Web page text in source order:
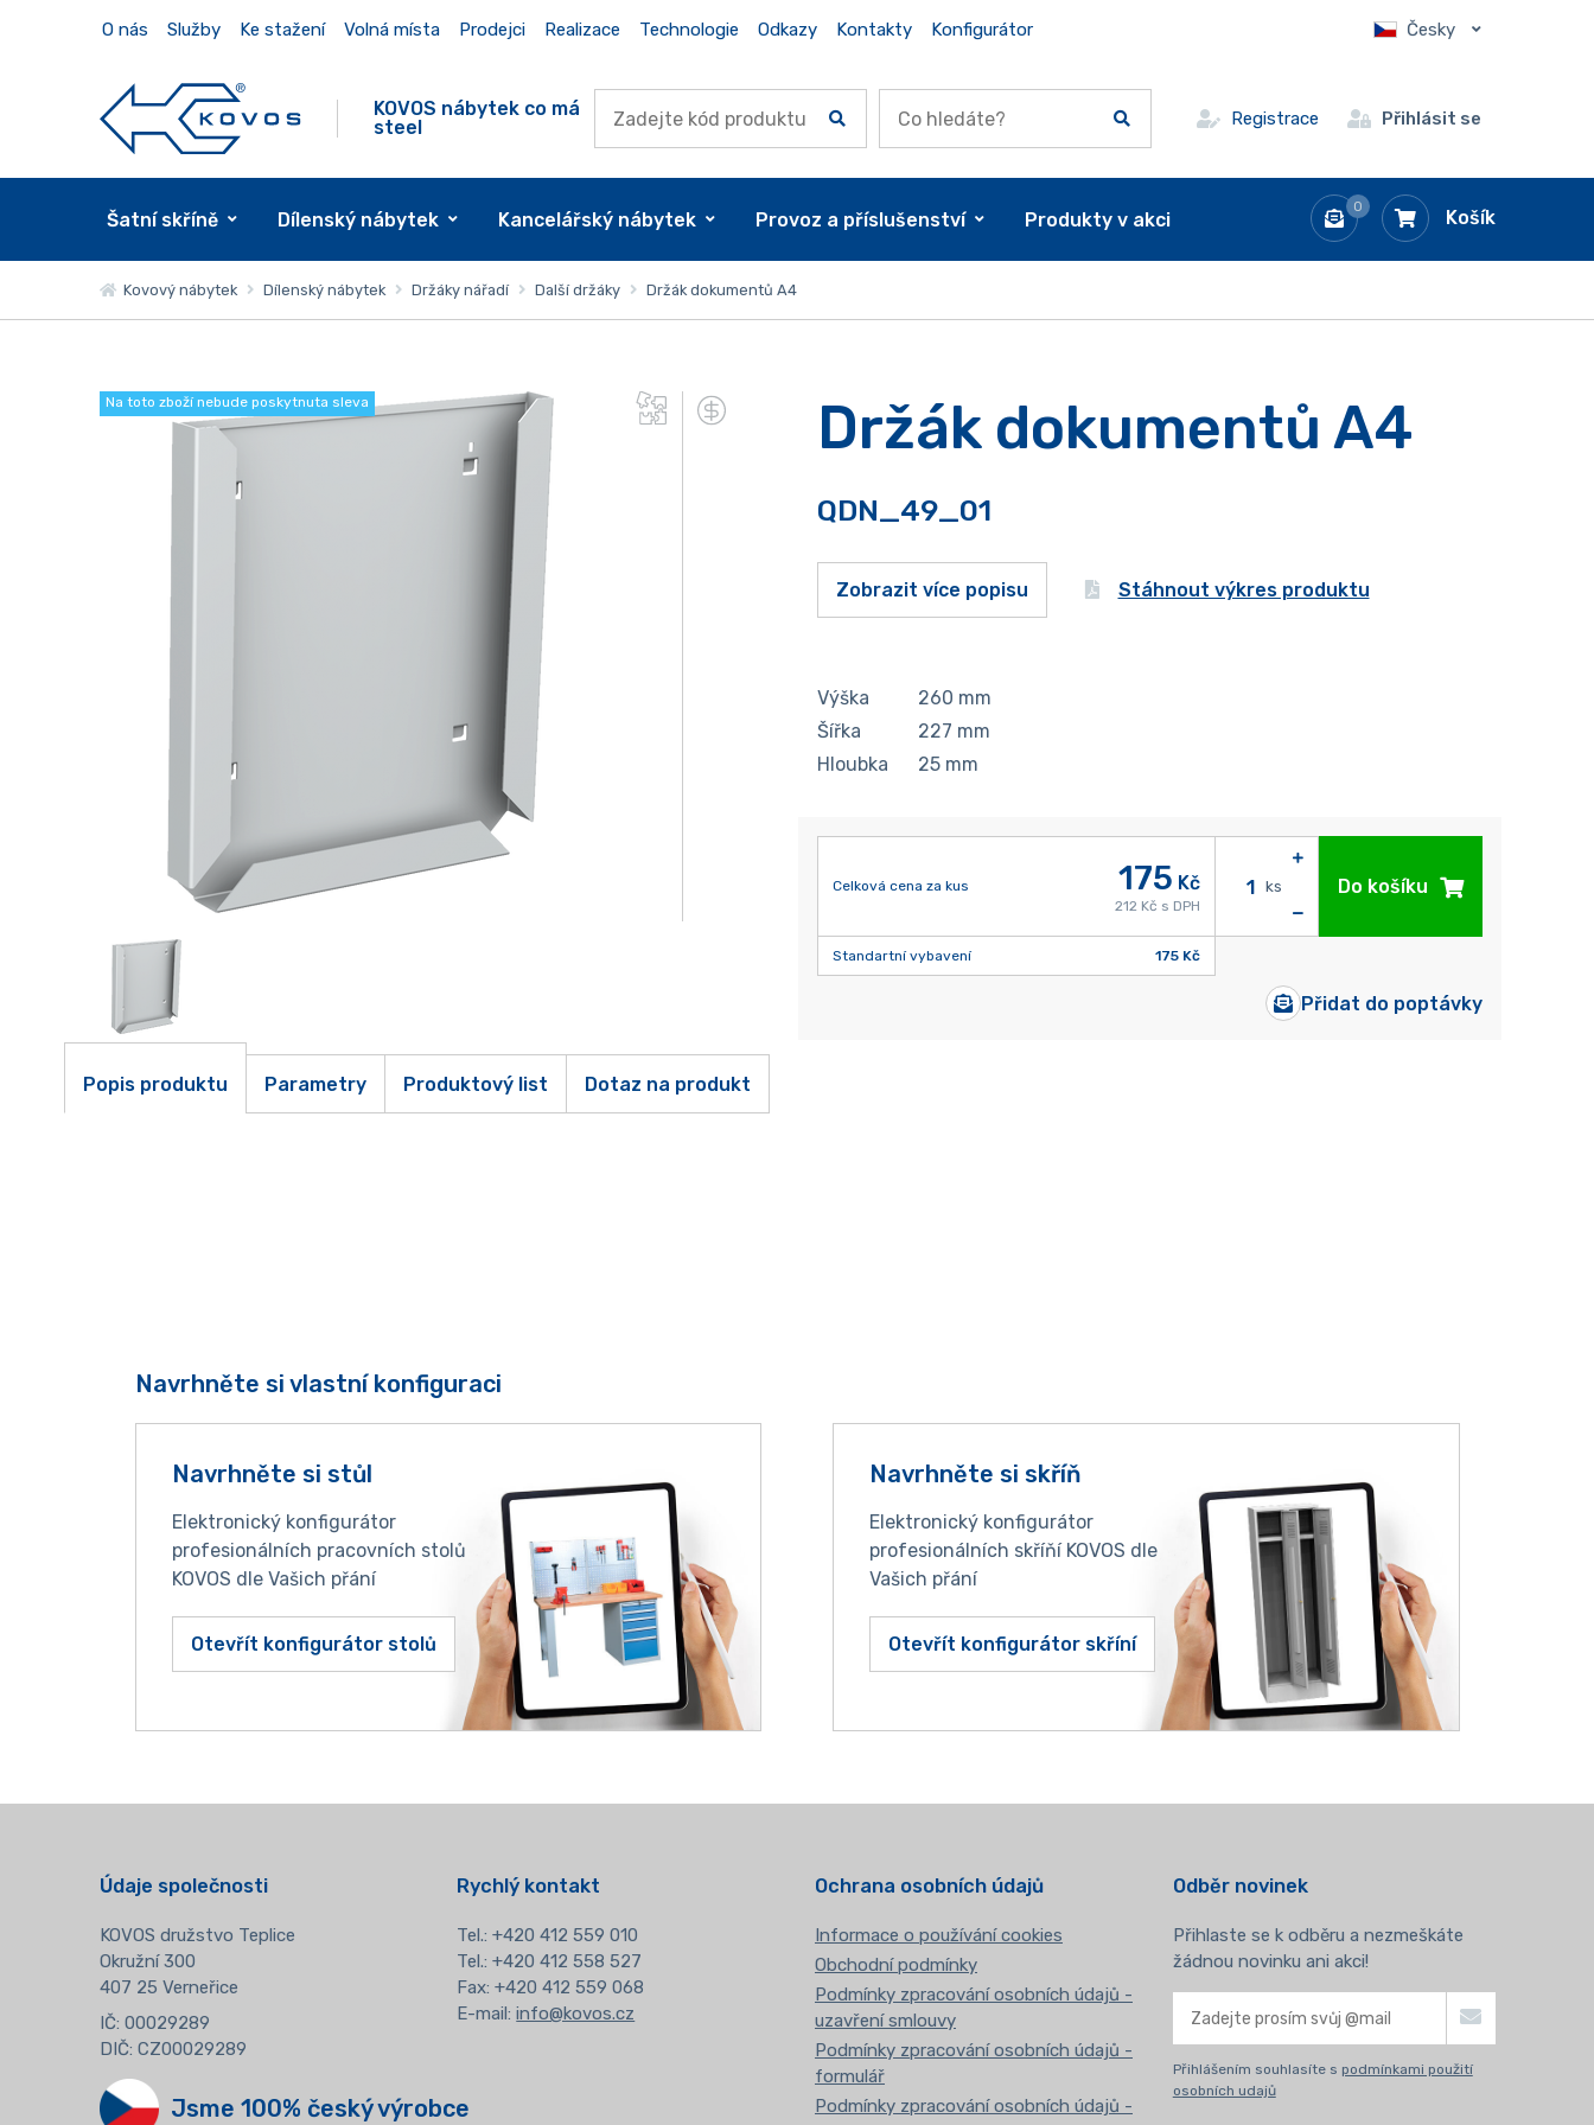
O nás Služby Ke stažení Volná místa Prodejci Realizace Technologie Odkazy Kontakty Konfigurátor Česky
KOVOS nábytek co má
steel
Registrace Přihlásit se
0 Košík
Šatní skříně Dílenský nábytek Kancelářský nábytek Provoz a příslušenství Produkty v akci
Kovový nábytek Dílenský nábytek Držáky nářadí Další držáky Držák dokumentů A4
Na toto zboží nebude poskytnuta sleva Držák dokumentů A4
QDN_49_01
Zobrazit více popisu Stáhnout výkres produktu
Výška 260 mm
Šířka
227 mm
Hloubka
25mm
Celková cena za kus 175 Kč
212 Kč s DPH
Standartní vybavení 175 Kč
ks Do košíku
Přidat do poptávky
Popis produktu Parametry Produktový list Dotaz na produkt
Navrhněte si vlastní konfiguraci
Navrhněte si stůl
Elektronický konfigurátor
profesionálních pracovních stolů
KOVOS dle Vašich přání
Otevřít konfigurátor stolů
Navrhněte si skříň
Elektronický konfigurátor
profesionálních skříňí KOVOS dle
Vašich přání
Otevřít konfigurátor skříní
Údaje společnosti
KOVOS družstvo Teplice
Okružní 300
407 25 Verneřice
IČ: 00029289
DIČ: CZ00029289
Rychlý kontakt
Tel.:+420 412 559 010
Tel.: +420 412 558 527
Fax: +420 412 559 068
E-mail:info@kovos.cz
Jsme 100% český výrobce
Ochrana osobních údajů
Informace o používání cookies
Obchodní podmínky
Podmínky zpracování osobních údajů -
uzavření smlouvy
Podmínky zpracování osobních údajů -
formulář
Podmínky zpracování osobních údajů -
Odběr novinek
Přihlaste se k odběru a nezmeškáte
žádnou novinku ani akci!
Přihlášením souhlasíte s podmínkami použití
osobních udajů